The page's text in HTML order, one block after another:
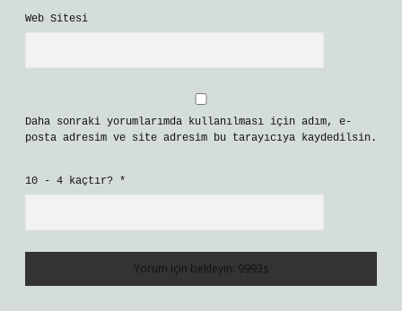
Web Sitesi
Daha sonraki yorumlarımda kullanılması için adım, e-
posta adresim ve site adresim bu tarayıcıya kaydedilsin.
10 - 4 kaçtır? *